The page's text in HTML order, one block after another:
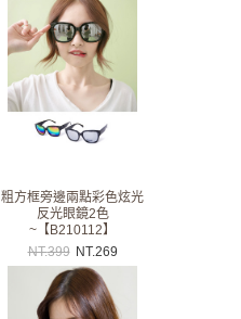
粗方框旁邊兩點彩色炫光
反光眼鏡2色
~【B210112】
NT.399 NT.269